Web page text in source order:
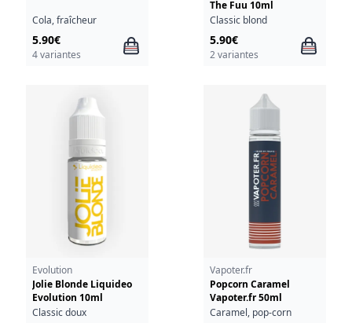
Cola, fraîcheur
5.90€
4 variantes
The Fuu 10ml
Classic blond
5.90€
2 variantes
Evolution
Jolie Blonde Liquideo
Evolution 10ml
Classic doux
Vapoter.fr
Popcorn Caramel
Vapoter.fr 50ml
Caramel, pop-corn